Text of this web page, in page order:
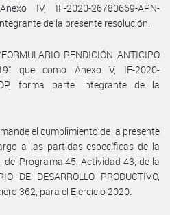
IV, IF-2020-26780669-APN-
de la presente resolución.
RENDICIÓN ANTICIPO
19” que como Anexo V, IF-2020-
forma parte integrante de la
el cumplimiento de la presente
a las partidas específicas de la
del Programa 45, Actividad 43, de la
DE DESARROLLO PRODUCTIVO,
362, para el Ejercicio 2020.